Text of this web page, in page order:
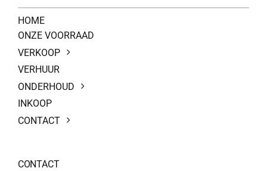
HOME
ONZE VOORRAAD
VERKOOP
VERHUUR
ONDERHOUD
INKOOP
CONTACT
CONTACT